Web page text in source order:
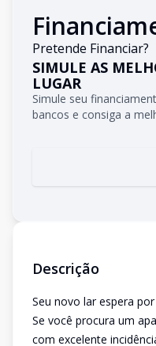
Pretende Financiar?
SIMULE AS
LUGAR
Simule seu
bancos e consiga a
Descrição
Seu novo lar espera
Se você procura um
com excelente